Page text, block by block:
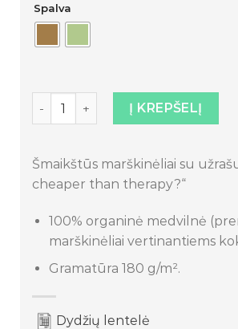
Spalva
produkto kiekis: Marškinėliai
Į KREPŠELĮ
Šmaikštūs marškinėliai su
cheaper than therapy?“
100% organinė medvilnė
marškinėliai vertinantiems
Gramatūra 180 g/m².
Dydžių lentelė